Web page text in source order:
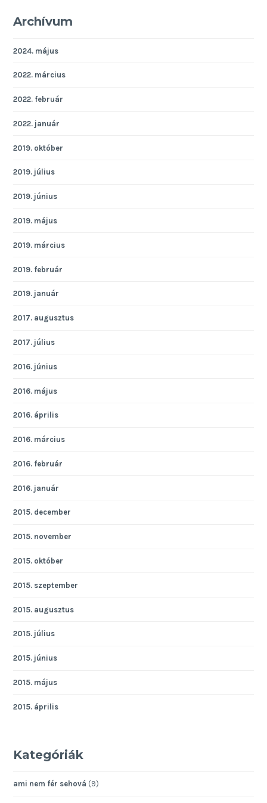
Archívum
2024. május
2022. március
2022. február
2022. január
2019. október
2019. július
2019. június
2019. május
2019. március
2019. február
2019. január
2017. augusztus
2017. július
2016. június
2016. május
2016. április
2016. március
2016. február
2016. január
2015. december
2015. november
2015. október
2015. szeptember
2015. augusztus
2015. július
2015. június
2015. május
2015. április
Kategóriák
ami nem fér sehová (9)